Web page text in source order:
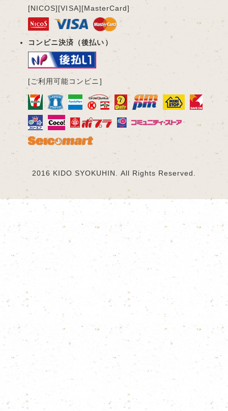
[NICOS][VISA][MasterCard]
コンビニ決済（後払い）
[ご利用可能コンビニ]
2016 KIDO SYOKUHIN. All Rights Reserved.